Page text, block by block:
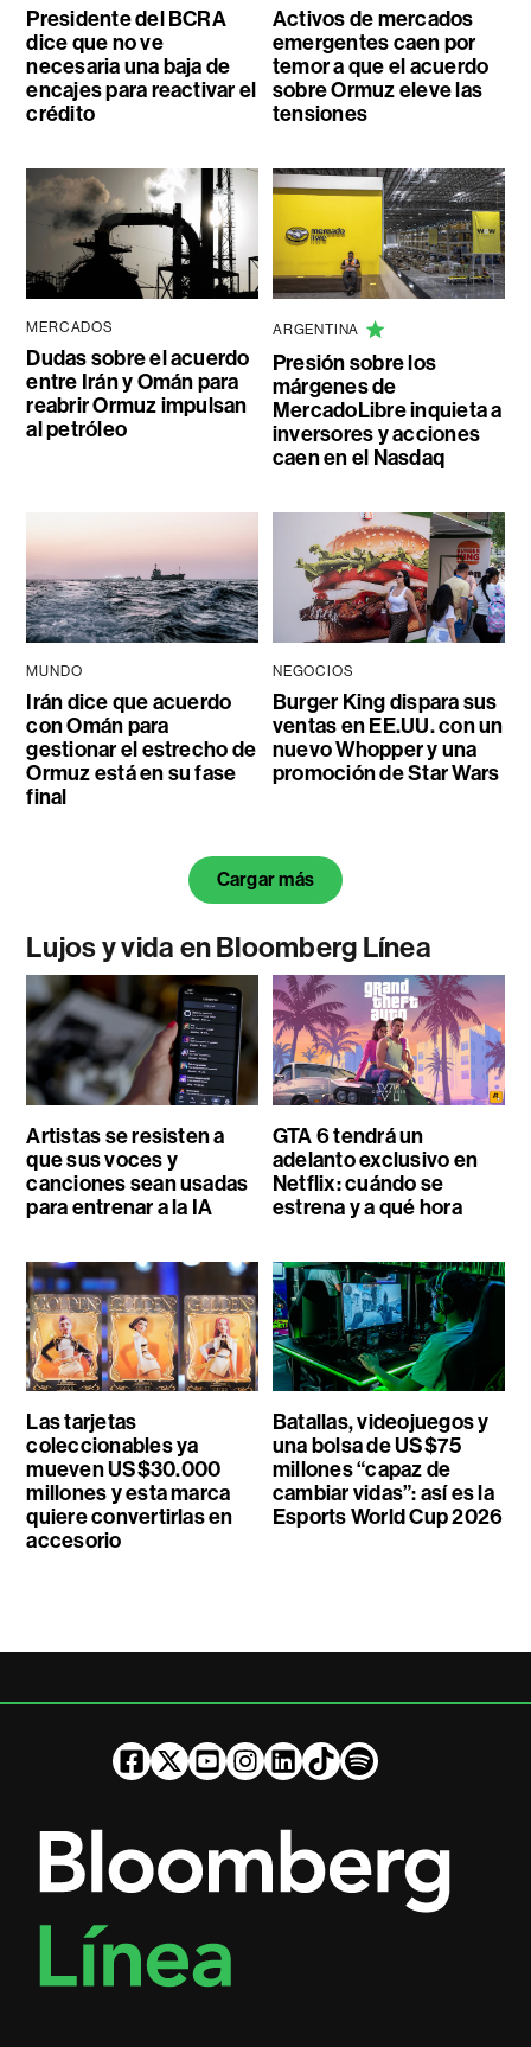
Presidente del BCRA
dice que no ve
necesaria una baja de
encajes para reactivar el
crédito
Activos de mercados
emergentes caen por
temor a que el acuerdo
sobre Ormuz eleve las
tensiones
MERCADOS
Dudas sobre el acuerdo
entre Irán y Omán para
reabrir Ormuz impulsan
al petróleo
ARGENTINA
Presión sobre los
márgenes de
MercadoLibre inquieta a
inversores y acciones
caen en el Nasdaq
MUNDO
Irán dice que acuerdo
con Omán para
gestionar el estrecho de
Ormuz está en su fase
final
NEGOCIOS
Burger King dispara sus
ventas en EE.UU. con un
nuevo Whopper y una
promoción de Star Wars
Cargar más
Lujos y vida en Bloomberg Línea
Artistas se resisten a
que sus voces y
canciones sean usadas
para entrenar a la IA
GTA 6 tendrá un
adelanto exclusivo en
Netflix: cuándo se
estrena y a qué hora
Las tarjetas
coleccionables ya
mueven US$30.000
millones y esta marca
quiere convertirlas en
accesorio
Batallas, videojuegos y
una bolsa de US$75
millones “capaz de
cambiar vidas”: así es la
Esports World Cup 2026